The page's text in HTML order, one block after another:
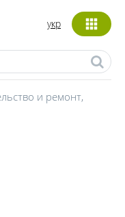
укр
и ремонт,